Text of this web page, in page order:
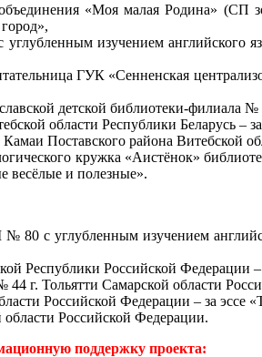
«Моя малая Родина»
изучением английского
ГУК «Сенненская
детской библиотеки-филиала
области Республики Беларусь –
Поставского района Витебской
кружка «Аистёнок»
весёлые и полезные».
с углубленным изучением
Республики Российской Федерации
г. Тольятти Самарской области
Российской Федерации – за эссе
Российской Федерации.
поддержку проекта: